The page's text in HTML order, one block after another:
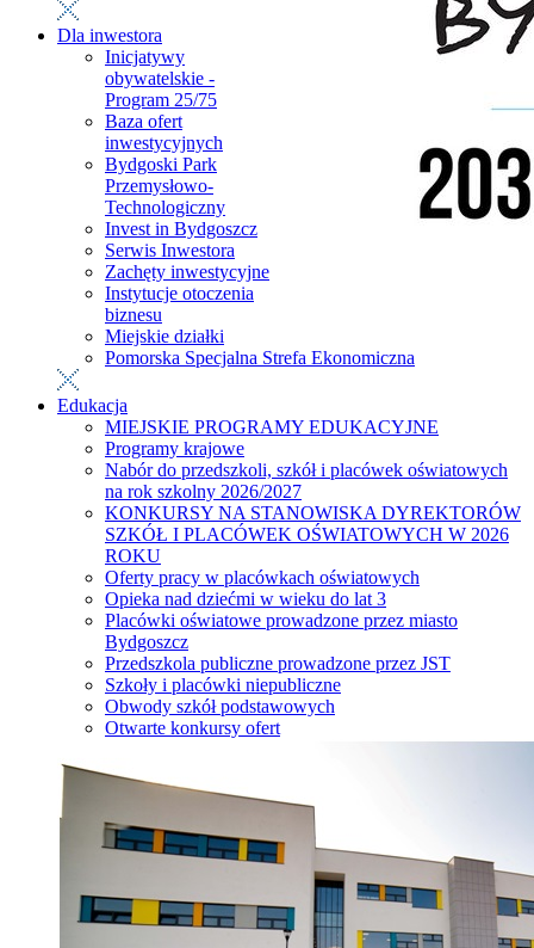
Dla inwestora
Inicjatywy
obywatelskie -
Program 25/75
Baza ofert
inwestycyjnych
Bydgoski Park
Przemysłowo-
Technologiczny
Invest in Bydgoszcz
Serwis Inwestora
Zachęty inwestycyjne
Instytucje otoczenia
biznesu
Miejskie działki
Pomorska Specjalna Strefa Ekonomiczna
Edukacja
MIEJSKIE PROGRAMY EDUKACYJNE
Programy krajowe
Nabór do przedszkoli, szkół i placówek oświatowych
na rok szkolny 2026/2027
KONKURSY NA STANOWISKA DYREKTORÓW
SZKÓŁ I PLACÓWEK OŚWIATOWYCH W 2026
ROKU
Oferty pracy w placówkach oświatowych
Opieka nad dziećmi w wieku do lat 3
Placówki oświatowe prowadzone przez miasto
Bydgoszcz
Przedszkola publiczne prowadzone przez JST
Szkoły i placówki niepubliczne
Obwody szkół podstawowych
Otwarte konkursy ofert